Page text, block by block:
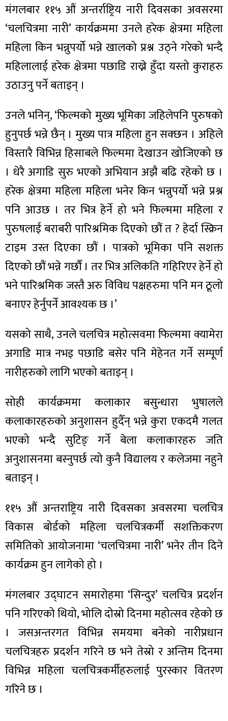
मंगलबार ११५ औं अन्तर्राष्ट्रिय नारी दिवसका अवसरमा
‘चलचित्रमा नारी’ कार्यक्रममा उनले हरेक क्षेत्रमा महिला
महिला किन भन्नुपर्यो भन्ने खालको प्रश्न उठ्ने गरेको भन्दै
महिलालाई हरेक क्षेत्रमा पछाडि राख्ने हुँदा यस्तो कुराहरु
उठाउनु पर्ने बताइन् ।
उनले भनिन्, ‘फिल्मको मुख्य भूमिका जहिलेपनि पुरुषको
हुनुपर्छ भन्ने छैन् । मुख्य पात्र महिला हुन सक्छन । अहिले
विस्तारै विभिन्न हिसाबले फिल्ममा देखाउन खोजिएको छ
। धेरै अगाडि सुरु भएको अभियान अझै बढि रहेको छ ।
हरेक क्षेत्रमा महिला महिला भनेर किन भन्नुपर्यो भन्ने प्रश्न
पनि आउछ । तर भित्र हेर्ने हो भने फिल्ममा महिला र
पुरुषलाई बराबरी पारिश्रमिक दिएको छौं त ? हेर्दा स्क्रिन
टाइम उस्त दिएका छौं । पात्रको भूमिका पनि सशक्त
दिएको छौं भन्ने गर्छौं । तर भित्र अलिकति गहिरिएर हेर्ने हो
भने पारिश्रमिक जस्तै अरु विविध पक्षहरुमा पनि मन ठूलो
बनाएर हेर्नुपर्ने आवश्यक छ ।’
यसको साथै, उनले चलचित्र महोत्सवमा फिल्ममा क्यामेरा
अगाडि मात्र नभइ पछाडि बसेर पनि मेहेनत गर्ने सम्पूर्ण
नारीहरुको लागि भएको बताइन् ।
सोही कार्यक्रममा कलाकार बसुन्धारा भुषालले
कलाकारहरुको अनुशासन हुदैँन् भन्ने कुरा एकदमै गलत
भएको भन्दै सुटिङ् गर्ने बेला कलाकारहरु जति
अनुशासनमा बस्नुपर्छ त्यो कुनै विद्यालय र कलेजमा नहुने
बताइन् ।
११५ औं अन्तराष्ट्रिय नारी दिवसका अवसरमा चलचित्र
विकास बोर्डको महिला चलचित्रकर्मी सशक्तिकरण
समितिको आयोजनामा ‘चलचित्रमा नारी’ भनेर तीन दिने
कार्यक्रम हुन लागेको हो ।
मंगलबार उद्घाटन समारोहमा ‘सिन्दुर’ चलचित्र प्रदर्शन
पनि गरिएको थियो, भोलि दोस्रो दिनमा महोत्सव रहेको छ
। जसअन्तरगत विभिन्न समयमा बनेको नारीप्रधान
चलचित्रहरु प्रदर्शन गरिने छ भने तेस्रो र अन्तिम दिनमा
विभिन्न महिला चलचित्रकर्मीहरुलाई पुरस्कार वितरण
गरिने छ ।